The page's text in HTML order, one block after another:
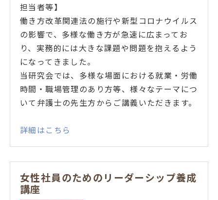
担当者等】
働き方改革関連法の施行や新型コロナウイルス
の影響で、多様な働き方が急速に広まってお
り、実務的には大きな課題や問題を抱えるよう
になってきました。
当研究会では、多様な場面における就業・労働
時間・職場管理のあり方等、様々なテーマにつ
いて弁護士の先生方からご講義いただきます。
詳細はこちら
女性社員のためのリーダーシップ養成
講座